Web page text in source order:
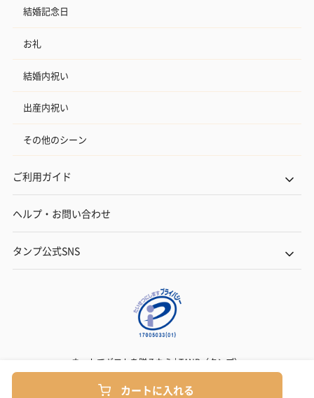
カートに入れる
結婚記念日
お礼
結婚内祝い
出産内祝い
その他のシーン
ご利用ガイド
ヘルプ・お問い合わせ
タンプ公式SNS
ネットでギフトを贈るなら | TANP（タンプ）